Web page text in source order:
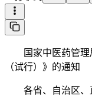
国家中医药管
（试行）》的通知
各省、自治区